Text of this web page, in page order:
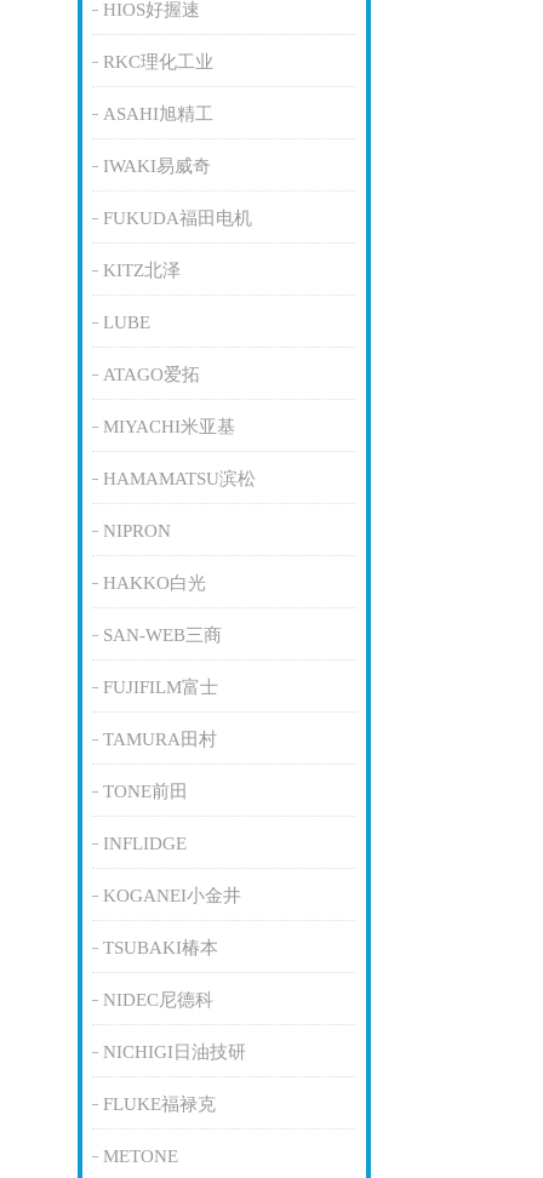
HIOS好握速
RKC理化工业
ASAHI旭精工
IWAKI易威奇
FUKUDA福田电机
KITZ北泽
LUBE
ATAGO爱拓
MIYACHI米亚基
HAMAMATSU滨松
NIPRON
HAKKO白光
SAN-WEB三商
FUJIFILM富士
TAMURA田村
TONE前田
INFLIDGE
KOGANEI小金井
TSUBAKI椿本
NIDEC尼德科
NICHIGI日油技研
FLUKE福禄克
METONE